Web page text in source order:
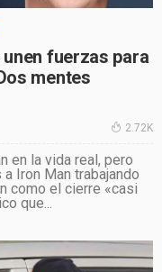
fuerzas para
mentes
2.72K
en la vida real, pero
Iron Man trabajando
como el cierre «casi
que...